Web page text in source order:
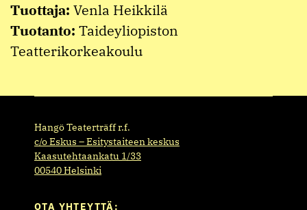
Tuottaja: Venla Heikkilä
Tuotanto: Taideyliopiston
Teatterikorkeakoulu
Hangö Teaterträff r.f.
c/o Eskus – Esitystaiteen keskus
Kaasutehtaankatu 1/33
00540 Helsinki
OTA YHTEYTTÄ: